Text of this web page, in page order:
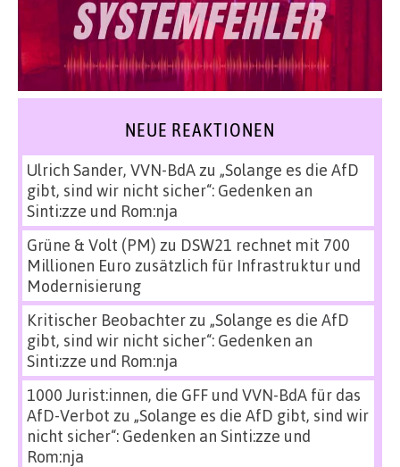
NEUE REAKTIONEN
Ulrich Sander, VVN-BdAzu „Solange es die AfD
gibt, sind wir nicht sicher“: Gedenken an
Sinti:zze und Rom:nja
Grüne & Volt (PM) zu DSW21 rechnet mit 700
Millionen Euro zusätzlich für Infrastruktur und
Modernisierung
Kritischer Beobachterzu „Solange es die AfD
gibt, sind wir nicht sicher“: Gedenken an
Sinti:zze und Rom:nja
1000 Jurist:innen, die GFF und VVN-BdA für das
AfD-Verbot zu „Solange es die AfD gibt, sind wir
nicht sicher“: Gedenken an Sinti:zze und
Rom:nja